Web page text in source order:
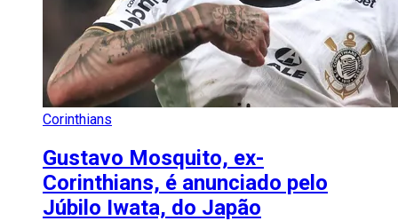
Corinthians
Gustavo Mosquito, ex-
Corinthians, é anunciado pelo
Júbilo Iwata, do Japão